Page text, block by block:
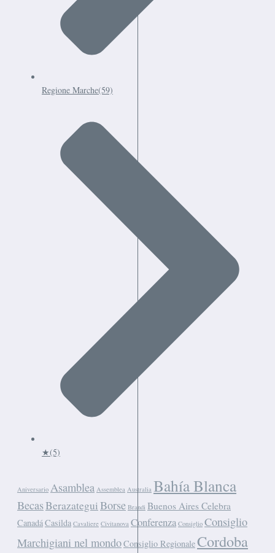
Regione Marche(59)
★(5)
Aniversario Asamblea Assemblea Australia Bahía Blanca
BecasBerazategui Borse Brandi Buenos Aires Celebra
CanadáCasilda Cavaliere Civitanova Conferenza Consiglio Consiglio
Marchigiani nel mondoConsiglio RegionaleCordoba